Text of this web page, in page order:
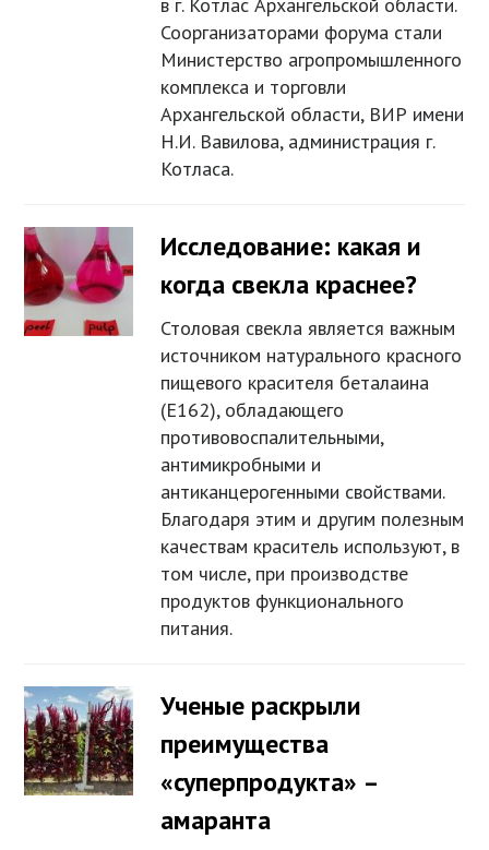
в г. Котлас Архангельской области.
Соорганизаторами форума стали
Министерство агропромышленного
комплекса и торговли
Архангельской области, ВИР имени
Н.И. Вавилова, администрация г.
Котласа.
Исследование: какая и
когда свекла краснее?
Столовая свекла является важным
источником натурального красного
пищевого красителя беталаина
(E162), обладающего
противовоспалительными,
антимикробными и
антиканцерогенными свойствами.
Благодаря этим и другим полезным
качествам краситель используют, в
том числе, при производстве
продуктов функционального
питания.
Ученые раскрыли
преимущества
«суперпродукта» –
амаранта